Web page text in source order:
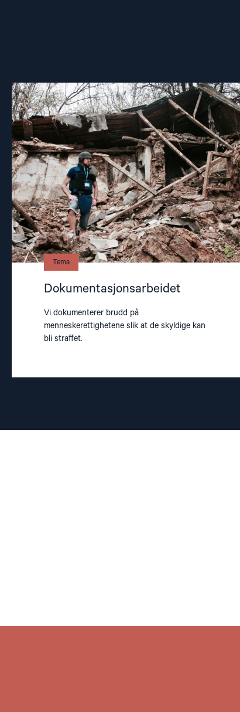
Tema
Dokumentasjonsarbeidet
Vi dokumenterer brudd på
menneskerettighetene slik at de skyldige kan
bli straffet.
Read
article
"Dokumentasjonsarbeidet"